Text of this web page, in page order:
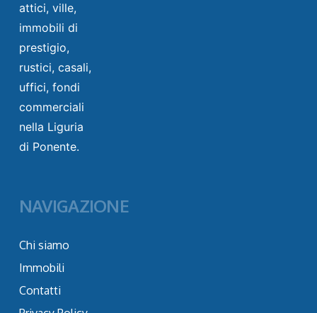
attici, ville,
immobili di
prestigio,
rustici, casali,
uffici, fondi
commerciali
nella Liguria
di Ponente.
NAVIGAZIONE
Chi siamo
Immobili
Contatti